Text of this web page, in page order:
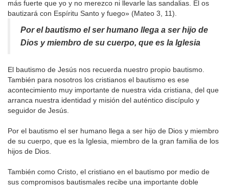
más fuerte que yo y no merezco ni llevarle las sandalias. Él os
bautizará con Espíritu Santo y fuego» (Mateo 3, 11).
Por el bautismo el ser humano llega a ser hijo de
Dios y miembro de su cuerpo, que es la Iglesia
El bautismo de Jesús nos recuerda nuestro propio bautismo.
También para nosotros los cristianos el bautismo es ese
acontecimiento muy importante de nuestra vida cristiana, del que
arranca nuestra identidad y misión del auténtico discípulo y
seguidor de Jesús.
Por el bautismo el ser humano llega a ser hijo de Dios y miembro
de su cuerpo, que es la Iglesia, miembro de la gran familia de los
hijos de Dios.
También como Cristo, el cristiano en el bautismo por medio de
sus compromisos bautismales recibe una importante doble